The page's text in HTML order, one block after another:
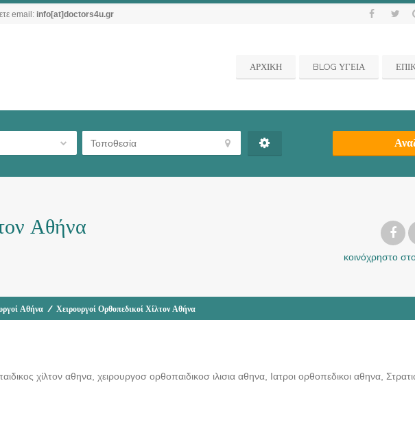
email: info[at]doctors4u.gr
ΑΡΧΙΚΗ BLOG ΥΓΕΙΑ
Αθήνα
κοινόχρηστο
Αθήνα / Χειρουργοί Ορθοπεδικοί Χίλτον Αθήνα
χίλτον αθηνα, χειρουργοσ ορθοπαιδικοσ ιλισια αθηνα, Ιατροι ορθοπεδικοι αθηνα,